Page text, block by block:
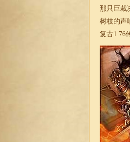
那只巨裁
树枝的声
复古1.76